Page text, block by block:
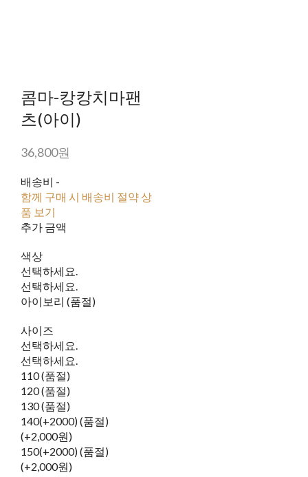
콤마-캉캉치마팬
츠(아이)
36,800원
배송비 -
함께 구매 시 배송비 절약 상
품 보기
추가 금액
색상
선택하세요.
선택하세요.
아이보리 (품절)
사이즈
선택하세요.
선택하세요.
110 (품절)
120 (품절)
130 (품절)
140(+2000) (품절)
(+2,000원)
150(+2000) (품절)
(+2,000원)